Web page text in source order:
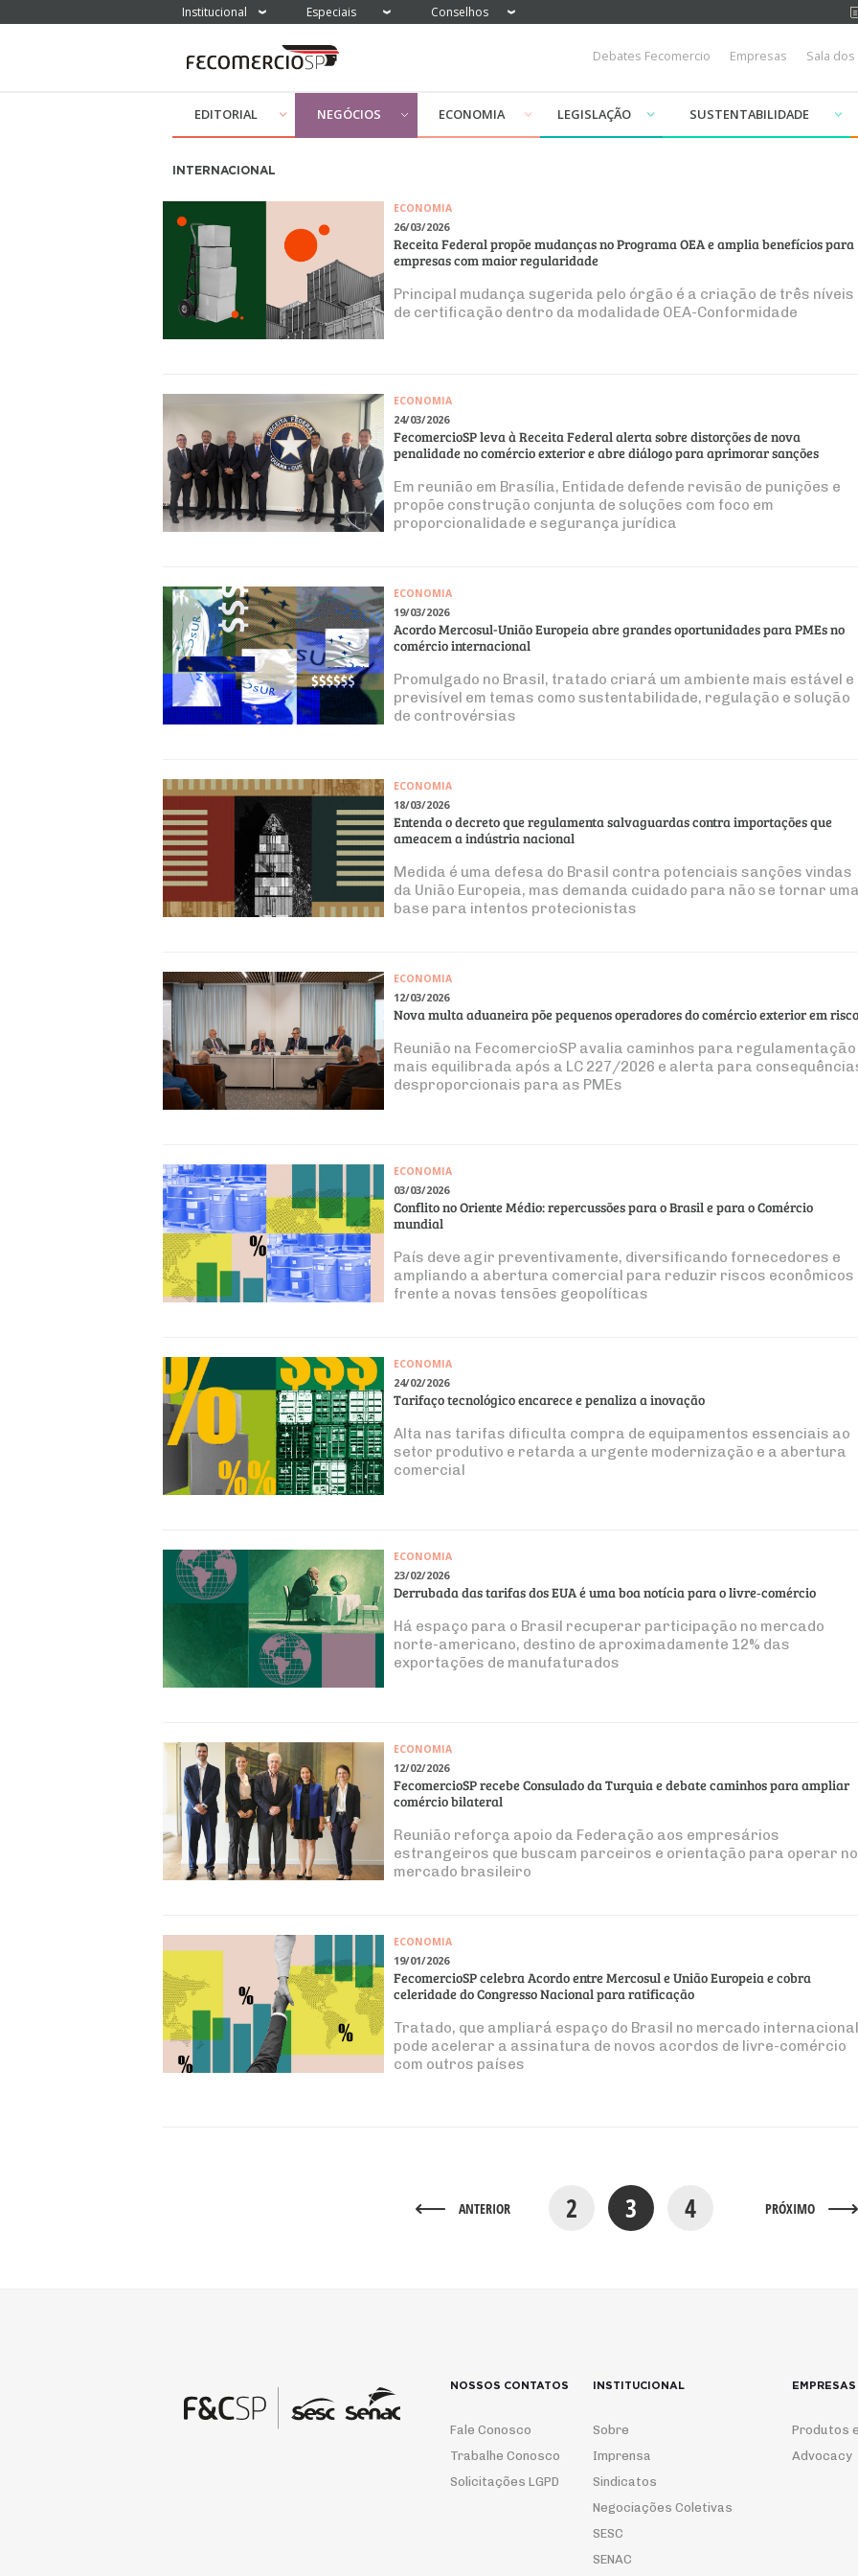
Institucional Especiais Conselhos
Debates Fecomercio Empresas Sala
EDITORIAL NEGÓCIOS ECONOMIA LEGISLAÇÃO SUSTENTABILIDADE
INTERNACIONAL
ECONOMIA
26/03/2026
Receita Federal propõe mudanças no Programa OEA e amplia benefícios para
empresas com maior regularidade
Principal mudança sugerida pelo órgão é a criação de três níveis
de certificação dentro da modalidade OEA-Conformidade
ECONOMIA
24/03/2026
FecomercioSP leva à Receita Federal alerta sobre distorções de nova
penalidade no comércio exterior e abre diálogo para aprimorar sanções
Em reunião em Brasília, Entidade defende revisão de punições e
propõe construção conjunta de soluções com foco em
proporcionalidade e segurança jurídica
ECONOMIA
19/03/2026
Acordo Mercosul-União Europeia abre grandes oportunidades para PMEs no
comércio internacional
Promulgado no Brasil, tratado criará um ambiente mais estável e
previsível em temas como sustentabilidade, regulação e solução
de controvérsias
ECONOMIA
18/03/2026
Entenda o decreto que regulamenta salvaguardas contra importações que
ameacem a indústria nacional
Medida é uma defesa do Brasil contra potenciais sanções vindas
da União Europeia, mas demanda cuidado para não se tornar uma
base para intentos protecionistas
ECONOMIA
12/03/2026
Nova multa aduaneira põe pequenos operadores do comércio exterior em risco
Reunião na FecomercioSP avalia caminhos para regulamentação
mais equilibrada após a LC 227/2026 e alerta para
desproporcionais para as PMEs
ECONOMIA
03/03/2026
Conflito no Oriente Médio: repercussões para o Brasil e para o Comércio
mundial
País deve agir preventivamente, diversificando fornecedores e
ampliando a abertura comercial para reduzir riscos econômicos
frente a novas tensões geopolíticas
ECONOMIA
24/02/2026
Tarifaço tecnológico encarece e penaliza a inovação
Alta nas tarifas dificulta compra de equipamentos essenciais ao
setor produtivo e retarda a urgente modernização e a abertura
comercial
ECONOMIA
23/02/2026
Derrubada das tarifas dos EUA é uma boa notícia para o livre‑comércio
Há espaço para o Brasil recuperar participação no mercado
norte-americano, destino de aproximadamente 12% das
exportações de manufaturados
ECONOMIA
12/02/2026
FecomercioSP recebe Consulado da Turquia e debate caminhos para ampliar
comércio bilateral
Reunião reforça apoio da Federação aos empresários
estrangeiros que buscam parceiros e orientação para operar no
mercado brasileiro
ECONOMIA
19/01/2026
FecomercioSP celebra Acordo entre Mercosul e União Europeia e cobra
celeridade do Congresso Nacional para ratificação
Tratado, que ampliará espaço do Brasil no mercado
pode acelerar a assinatura de novos acordos de livre-comércio
com outros países
ANTERIOR 2 3 4 PRÓXIMO
NOSSOS CONTATOS
Fale Conosco
Trabalhe Conosco
Solicitações LGPD
INSTITUCIONAL
Sobre
Imprensa
Sindicatos
Negociações Coletivas
SESC
SENAC
EMPRESAS
Produtos
Advocacy